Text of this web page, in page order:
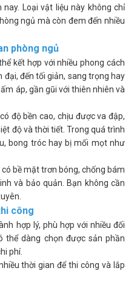
Loại vật liệu này không chỉ
ngủ mà còn đem đến nhiều
phòng ngủ
kết hợp với nhiều phong cách
đại, đến tối giản, sang trọng hay
áp, gần gũi với thiên nhiên và
độ bền cao, chịu được va đập,
độ và thời tiết. Trong quá trình
bong tróc hay bị mối mọt như
bề mặt trơn bóng, chống bám
và bảo quản. Bạn không cần
công
hợp lý, phù hợp với nhiều đối
thể dàng chọn được sản phần
phí.
thời gian để thi công và lắp